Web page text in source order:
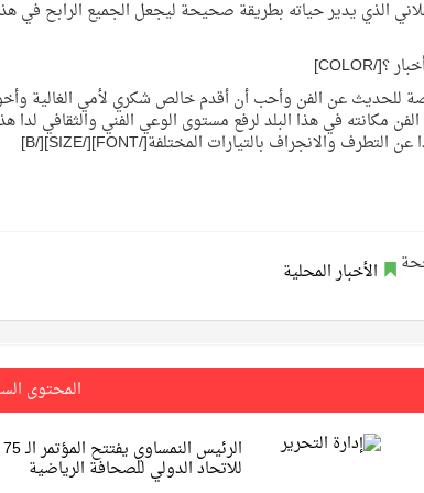
الذي يدير حياته بطريقة صحيحة ليجعل الجميع الرابح في
للحديث عن الفن وأحب أن أقدم خالص شكري لأمي الغالية
مكانته في هذا البلد لرفع مستوى الوعي الفني والثقافي لدا
الشعب وأن يكون الفنان هو المرآه الصادقة والمعبرة عن مجتمعة بعيدا عن التطرف والانجراف بالتيارات المختلفة[/FONT][/SIZE][/B]
الأخبار المحلية
المحتوى
الرئيس النمساوي يفتتح المؤتمر الـ 75
للاتحاد الدولي للصحافة الرياضية